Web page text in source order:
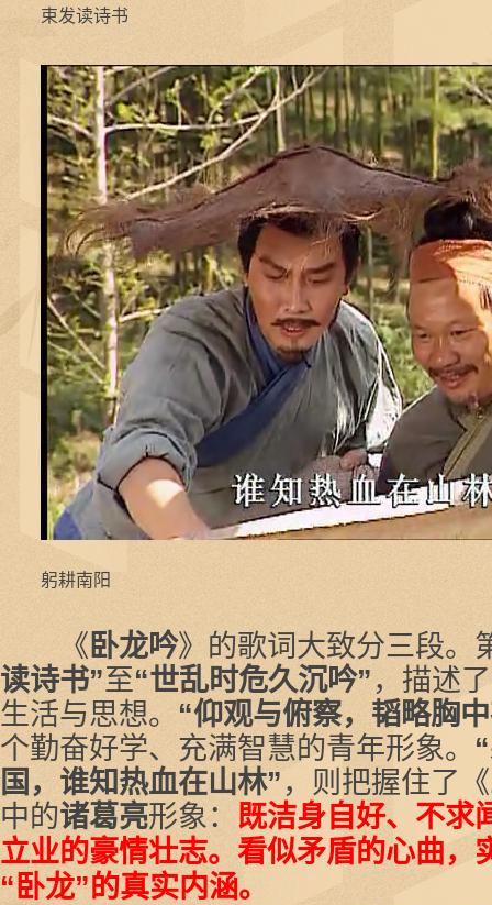
束发读诗书
躬耕南阳
《卧龙吟》的歌词大致分三段。
读诗书”至“世乱时危久沉吟”，描述了
生活与思想。 “仰观与俯察，韬略胸
个勤奋好学、充满智慧的青年形象。
国，谁知热血在山林”，则把握住了《
中的诸葛亮形象： 既洁身自好、不求
立业的豪情壮志。看似矛盾的心曲，
“卧龙”的真实内涵。